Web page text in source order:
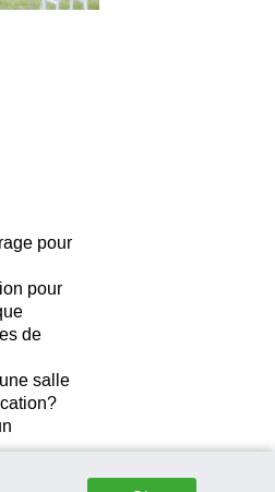
pour
pour
de
salle